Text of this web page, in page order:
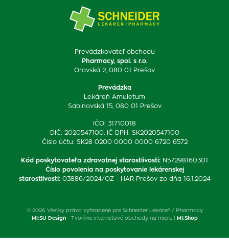
Prevádzkovateľ obchodu
Pharmacy, spol. s r.o.
Oravská 2, 080 01 Prešov
Prevádzka
Lekáreň Amuletum
Sabinovská 15, 080 01 Prešov
IČO: 31710018
DIČ: 2020547100, IČ DPH: SK2020547100
Číslo účtu: SK28 0200 0000 0000 6720 6572
Kód poskytovateľa zdravotnej starostlivosti: N57298160301
Číslo povolenia na poskytovanie lekárenskej
starostlivosti: 03886/2024/OZ - HAR Prešov zo dňa 16.1.2024
© 2026 Všetky práva vyhradené pre Schneider Lekáreň / Pharmacy
MI:SU Design- Tvoríme internetové obchody na mieru | MI:Shop